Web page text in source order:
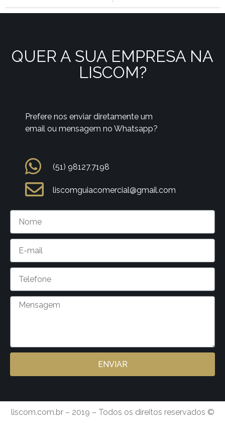
QUER A SUA EMPRESA NA
LISCOM?
Prefere nos enviar diretamente um
email ou mensagem no Whatsapp?
(51) 98127.7198
liscomguiacomercial@gmail.com
ENVIAR
liscom.com.br – 2019 – Todos os direitos reservados ©